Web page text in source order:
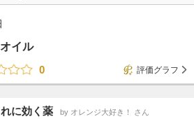
イル
0
評価グラフ
に効く薬 by オレンジ大好き！ さん